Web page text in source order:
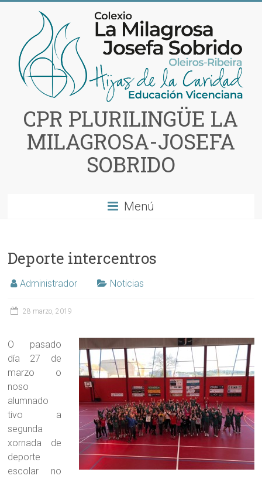
contenido
CPR PLURILINGÜE LA
MILAGROSA-JOSEFA
SOBRIDO
Menú
Deporte intercentros
Administrador Noticias
28 marzo, 2019
O pasado
día 27 de
marzo o
noso
alumnado
tivo a
segunda
xornada de
deporte
escolar no